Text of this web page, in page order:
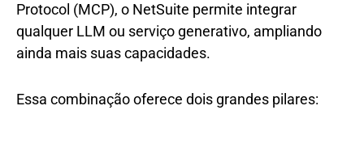
Protocol (MCP), o NetSuite permite integrar
qualquer LLM ou serviço generativo, ampliando
ainda mais suas capacidades.
Essa combinação oferece dois grandes pilares: